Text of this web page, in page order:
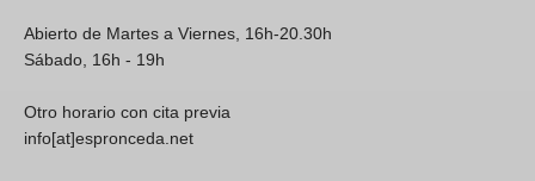
Abierto de Martes a Viernes, 16h-20.30h
Sábado, 16h - 19h
Otro horario con cita previa
info[at]espronceda.net